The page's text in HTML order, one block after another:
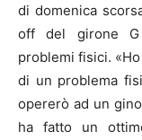
di domenica
off del girone G
problemi fisici.
di un problema
opererò ad un
ha fatto un